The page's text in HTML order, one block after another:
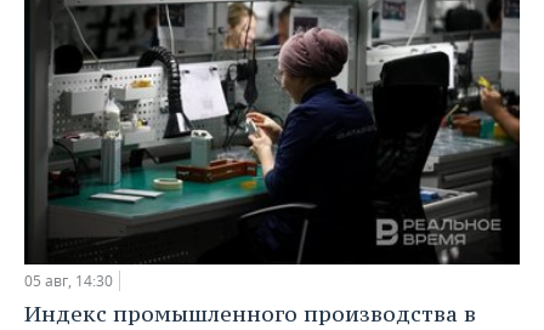
05 авг, 14:30
Индекс промышленного производства в